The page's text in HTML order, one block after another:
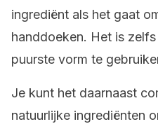
ingrediënt als het gaat
handdoeken. Het is
puurste vorm te
Je kunt het daarnaast
natuurlijke ingrediënten